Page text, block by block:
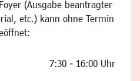
(Ausgabe beantragter
etc.) kann ohne Termin
7:30 - 16:00 Uhr